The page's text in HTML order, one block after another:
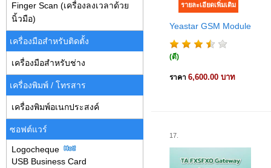
Yeastar GSM Module
(ดี)
ราคา 6,600.00 บาท
17.
Finger Scan (เครื่องลงเวลาด้วย
นิ้วมือ)
เครื่องมือสำหรับติดตั้ง
เครื่องมือสำหรับช่าง
เครื่องพิมพ์ / โทรสาร
เครื่องพิมพ์อเนกประสงค์
ซอฟต์แวร์
Logocheque
USB Business Card